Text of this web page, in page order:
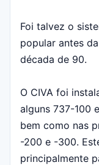
Foi talvez o
popular antes
década de 90.
O CIVA foi
alguns 737-100
bem como nas
-200 e -300.
principalmente